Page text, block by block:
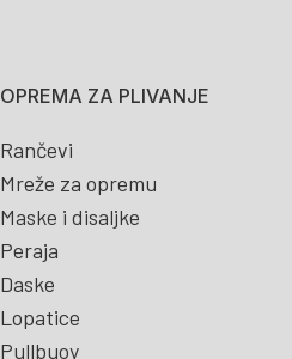
OPREMA ZA PLIVANJE
Rančevi
Mreže za opremu
Maske i disaljke
Peraja
Daske
Lopatice
Pullbuoy